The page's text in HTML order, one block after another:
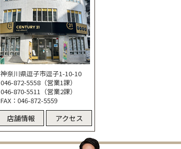
神奈川県逗子市逗子1-10-10
046-872-5558（営業1課）
046-870-5511（営業2課）
FAX：046-872-5559
店舗情報 アクセス